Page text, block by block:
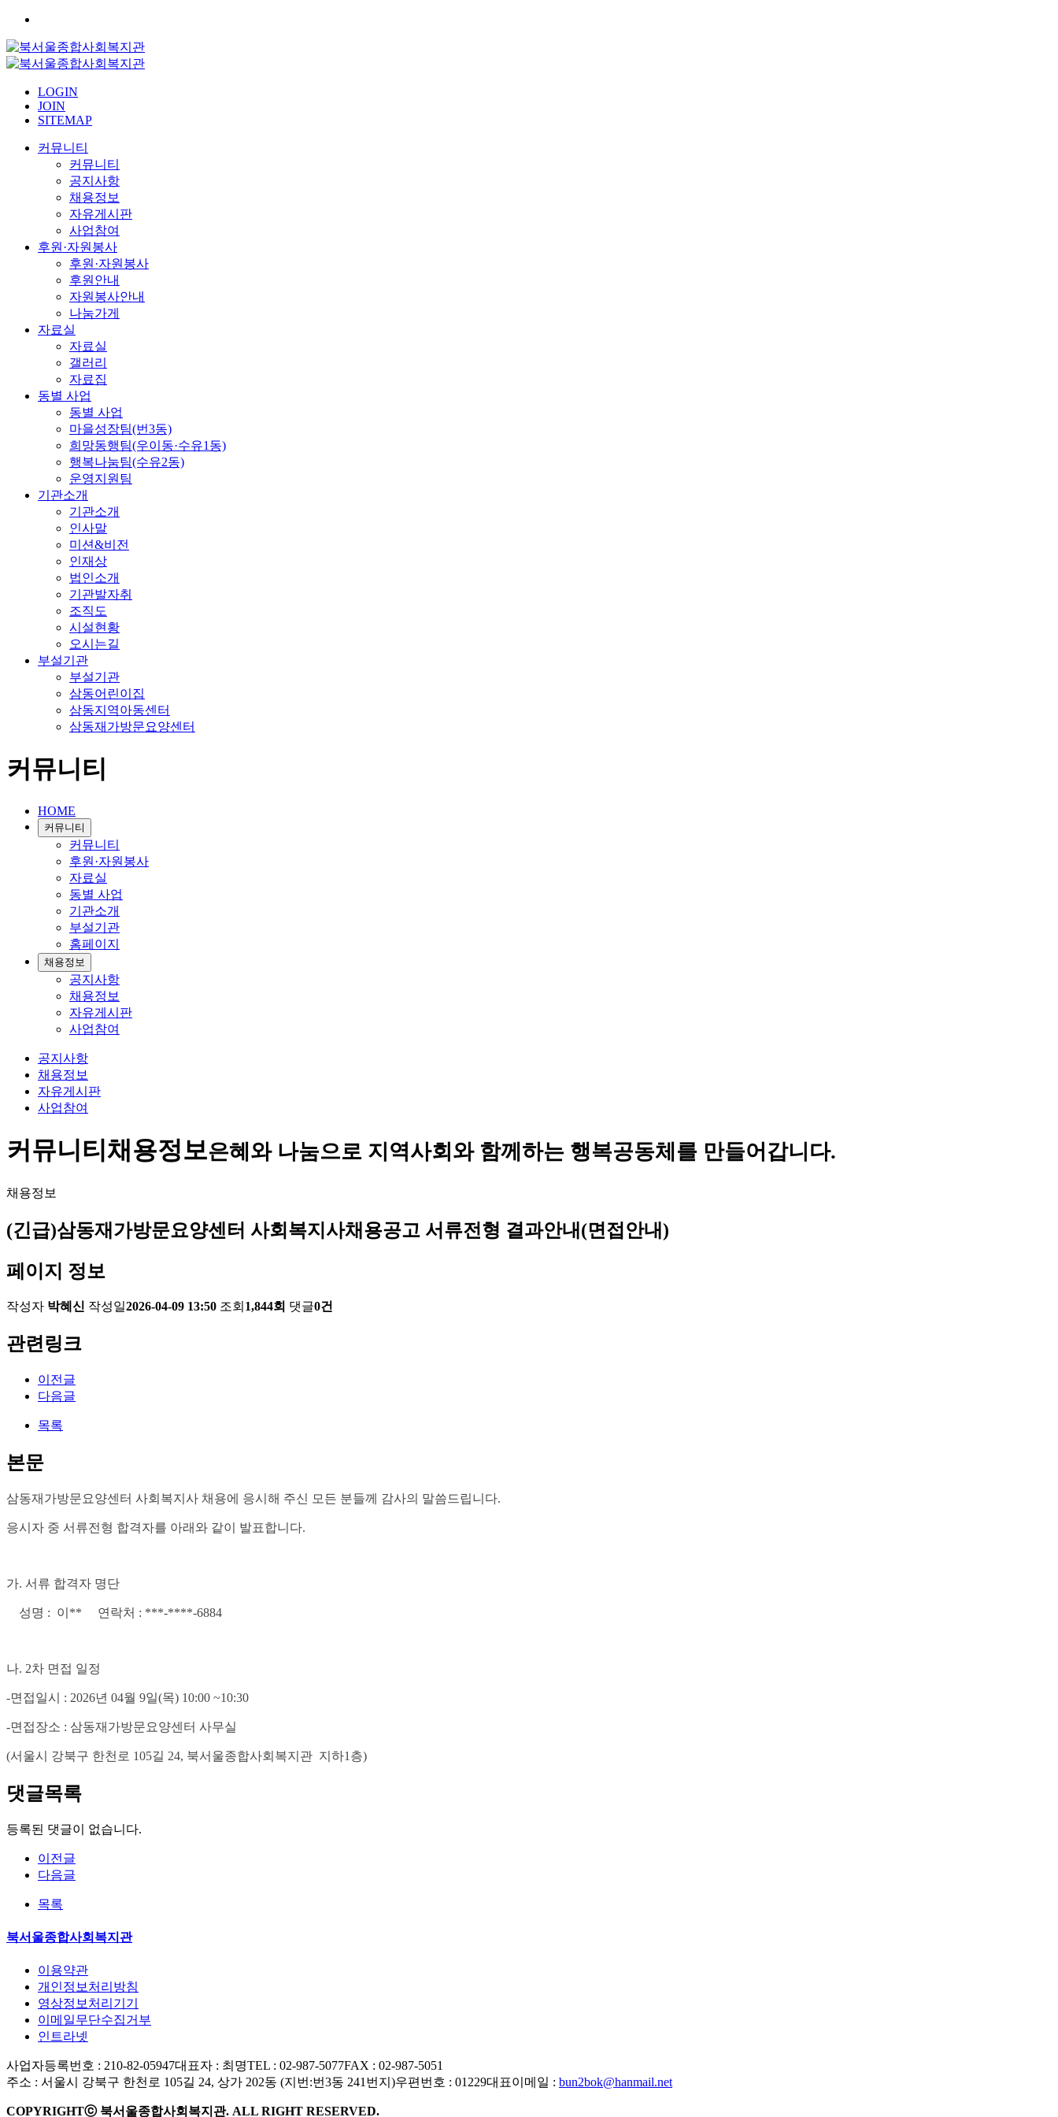
LOGIN
JOIN
SITEMAP
커뮤니티
커뮤니티
공지사항
채용정보
자유게시판
사업참여
후원·자원봉사
후원·자원봉사
후원안내
자원봉사안내
나눔가게
자료실
자료실
갤러리
자료집
동별 사업
동별 사업
마을성장팀(번3동)
희망동행팀(우이동·수유1동)
행복나눔팀(수유2동)
운영지원팀
기관소개
기관소개
인사말
미션&비전
인재상
법인소개
기관발자취
조직도
시설현황
오시는길
부설기관
부설기관
삼동어린이집
삼동지역아동센터
삼동재가방문요양센터
커뮤니티
HOME
커뮤니티
커뮤니티
후원·자원봉사
자료실
동별 사업
기관소개
부설기관
홈페이지
채용정보
공지사항
채용정보
자유게시판
사업참여
공지사항
채용정보
자유게시판
사업참여
커뮤니티채용정보은혜와 나눔으로 지역사회와 함께하는 행복공동체를 만들어갑니다.
채용정보
(긴급)삼동재가방문요양센터 사회복지사채용공고 서류전형 결과안내(면접안내)
페이지 정보
작성자 박혜신 작성일2026-04-09 13:50 조회 1,844회 댓글0건
관련링크
이전글
다음글
목록
본문
삼동재가방문요양센터 사회복지사 채용에 응시해 주신 모든 분들께 감사의 말씀드립니다.
응시자 중 서류전형 합격자를 아래와 같이 발표합니다.
가. 서류 합격자 명단
성명 : 이** 연락처 : ***-****-6884
나. 2차 면접 일정
-면접일시 : 2026년 04월 9일(목) 10:00 ~10:30
-면접장소 : 삼동재가방문요양센터 사무실
(서울시 강북구 한천로 105길 24, 북서울종합사회복지관 지하1층)
댓글목록
등록된 댓글이 없습니다.
이전글
다음글
목록
북서울종합사회복지관
이용약관
개인정보처리방침
영상정보처리기기
이메일무단수집거부
인트라넷
사업자등록번호 : 210-82-05947대표자 : 최명TEL : 02-987-5077FAX : 02-987-5051
주소 : 서울시 강북구 한천로 105길 24, 상가 202동 (지번:번3동 241번지)우편번호 : 01229대표이메일 : bun2bok@hanmail.net
COPYRIGHTⓒ 북서울종합사회복지관. ALL RIGHT RESERVED.